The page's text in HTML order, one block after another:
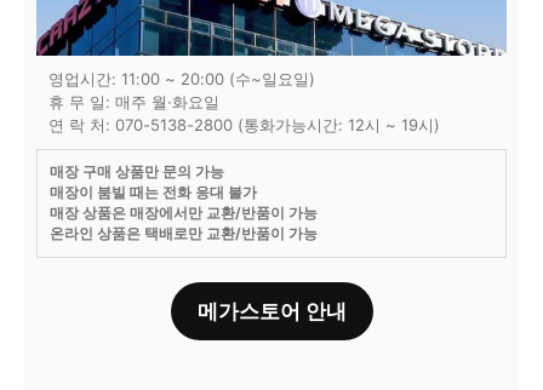
영업시간: 11:00 ~ 20:00 (수~일요일)
휴 무 일: 매주 월·화요일
연 락 처: 070-5138-2800 (통화가능시간: 12시 ~ 19시)
매장 구매 상품만 문의 가능
매장이 붐빌 때는 전화 응대 불가
매장 상품은 매장에서만 교환/반품이 가능
온라인 상품은 택배로만 교환/반품이 가능
메가스토어 안내